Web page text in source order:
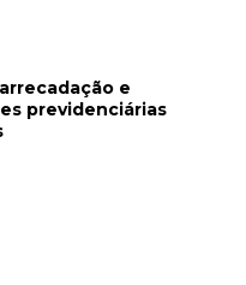
e
previdenciárias